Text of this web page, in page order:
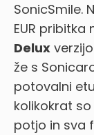
SonicSmile.
EUR
Delux
že s
potovalni
kolikokrat
potjo in sva